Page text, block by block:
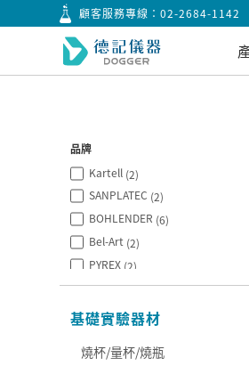
顧客服務專線：02-2684-1142
品牌
Kartell (2)
SANPLATEC (2)
BOHLENDER (6)
Bel-Art (2)
PYREX (2)
台製(2)
KIMBLE (8)
日製(3)
基礎實驗器材
燒杯/量杯/燒瓶